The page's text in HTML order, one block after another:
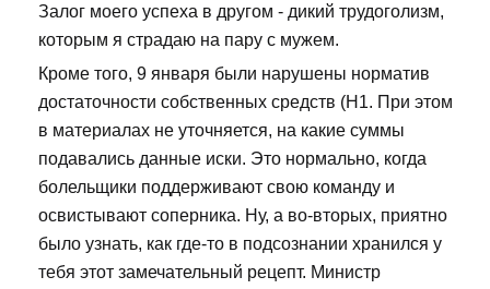
Залог моего успеха в другом - дикий трудоголизм,
которым я страдаю на пару с мужем.
Кроме того, 9 января были нарушены норматив
достаточности собственных средств (Н1. При этом
в материалах не уточняется, на какие суммы
подавались данные иски. Это нормально, когда
болельщики поддерживают свою команду и
освистывают соперника. Ну, а во-вторых, приятно
было узнать, как где-то в подсознании хранился у
тебя этот замечательный рецепт. Министр